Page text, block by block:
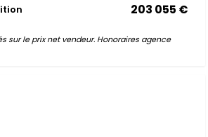
203 055 €
sur le prix net vendeur. Honoraires agence